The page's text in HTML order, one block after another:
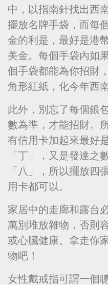
中，以指南針找出西
擺放名牌手袋，而每
金的利是，最好是港
美金。每個手袋內如
個手袋都能為你招財
角形紅紙，化今年西
此外，別忘了每個銀
數為準，才能招財。
有信用卡加起來最好
「丁」，又是發達之
「八」，所以擺放四
用卡都可以。
家居中的走廊和露台
萬別堆放雜物，否則
或心臟健康。拿走你
物吧！
女性戴戒指可謂一個